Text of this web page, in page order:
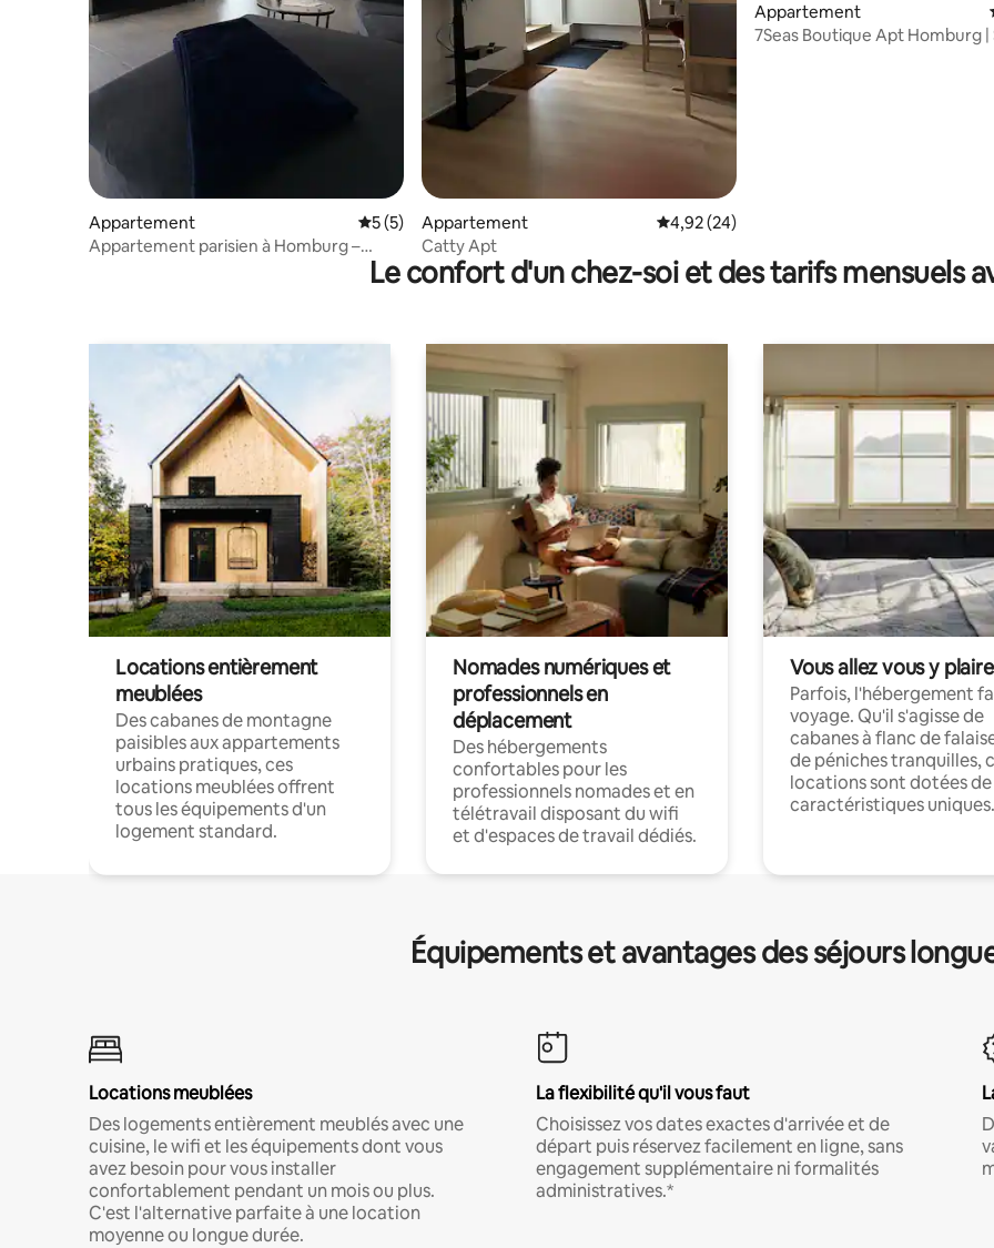
Appartement Évaluation moyenne sur la base de 5 commentaires : 5 sur 5
5 (5)
Appartement parisien à Homburg –
Appartement Évaluation moyenne sur la base de 24
4,92 (24)
Catty Apt
Appartement
7Seas Boutique Apt Homburg |
Le confort d'un chez-soi et des tarifs mensuels
Locations entièrement
meublées
Des cabanes de montagne
paisibles aux appartements
urbains pratiques, ces
locations meublées offrent
tous les équipements d'un
logement standard.
Nomades numériques et
professionnels en
déplacement
Des hébergements
confortables pour les
professionnels nomades et en
télétravail disposant du wifi
et d'espaces de travail dédiés.
Vous allez vous y plaire
Parfois, l'hébergement
voyage. Qu'il s'agisse de
cabanes à flanc de
de péniches tranquilles,
locations sont dotées de
caractéristiques uniques.
Équipements et avantages des séjours
Locations meublées
Des logements entièrement meublés avec une
cuisine, le wifi et les équipements dont vous
avez besoin pour vous installer
confortablement pendant un mois ou plus.
C'est l'alternative parfaite à une location
moyenne ou longue durée.
La flexibilité qu'il vous faut
Choisissez vos dates exactes d'arrivée et de
départ puis réservez facilement en ligne, sans
engagement supplémentaire ni formalités
administratives.*